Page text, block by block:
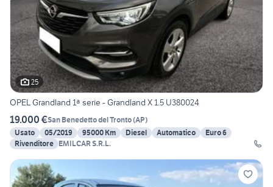
25
OPEL Grandland 1ª serie - Grandland X 1.5 U380024
19.000 €San Benedetto del Tronto(AP)
Usato
05/2019 95000 Km Diesel Automatico
Euro 6
Rivenditore EMILCAR S.R.L.